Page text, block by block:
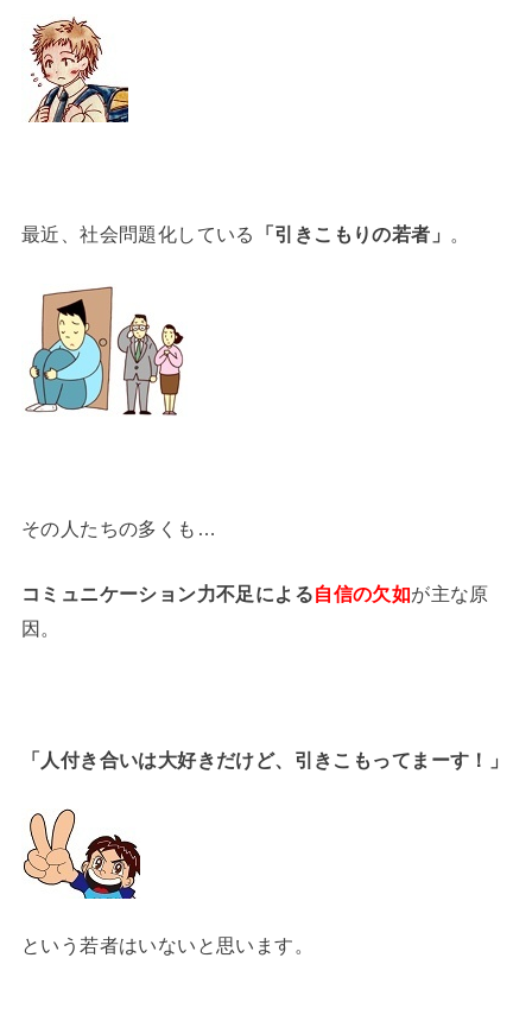
最近、社会問題化している 「引きこもりの若者」 。
その人たちの多くも…
コミュニケーション力不足による自信の欠如が主な原
因。
「人付き合いは大好きだけど、引きこもってまーす！」
という若者はいないと思います。